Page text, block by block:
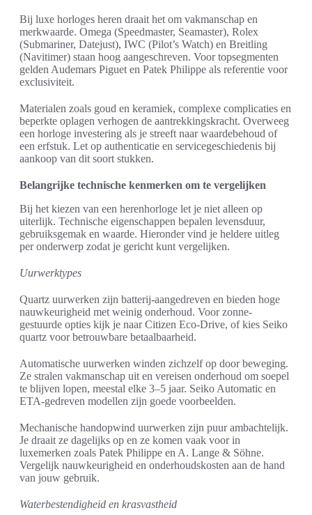
Bij luxe horloges heren draait het om vakmanschap en
merkwaarde. Omega (Speedmaster, Seamaster), Rolex
(Submariner, Datejust), IWC (Pilot’s Watch) en Breitling
(Navitimer) staan hoog aangeschreven. Voor topsegmenten
gelden Audemars Piguet en Patek Philippe als referentie voor
exclusiviteit.
Materialen zoals goud en keramiek, complexe complicaties en
beperkte oplagen verhogen de aantrekkingskracht. Overweeg
een horloge investering als je streeft naar waardebehoud of
een erfstuk. Let op authenticatie en servicegeschiedenis bij
aankoop van dit soort stukken.
Belangrijke technische kenmerken om te vergelijken
Bij het kiezen van een herenhorloge let je niet alleen op
uiterlijk. Technische eigenschappen bepalen levensduur,
gebruiksgemak en waarde. Hieronder vind je heldere uitleg
per onderwerp zodat je gericht kunt vergelijken.
Uurwerktypes
Quartz uurwerken zijn batterij-aangedreven en bieden hoge
nauwkeurigheid met weinig onderhoud. Voor zonne-
gestuurde opties kijk je naar Citizen Eco-Drive, of kies Seiko
quartz voor betrouwbare betaalbaarheid.
Automatische uurwerken winden zichzelf op door beweging.
Ze stralen vakmanschap uit en vereisen onderhoud om soepel
te blijven lopen, meestal elke 3–5 jaar. Seiko Automatic en
ETA-gedreven modellen zijn goede voorbeelden.
Mechanische handopwind uurwerken zijn puur ambachtelijk.
Je draait ze dagelijks op en ze komen vaak voor in
luxemerken zoals Patek Philippe en A. Lange & Söhne.
Vergelijk nauwkeurigheid en onderhoudskosten aan de hand
van jouw gebruik.
Waterbestendigheid en krasvastheid